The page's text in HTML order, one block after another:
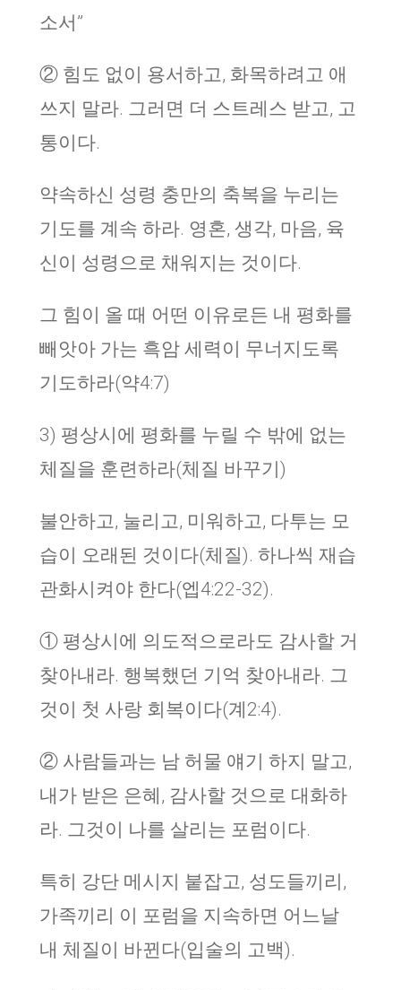
소서”
② 힘도 없이 용서하고, 화목하려고 애
쓰지 말라. 그러면 더 스트레스 받고, 고
통이다.
약속하신 성령 충만의 축복을 누리는
기도를 계속 하라. 영혼, 생각, 마음, 육
신이 성령으로 채워지는 것이다.
그 힘이 올 때 어떤 이유로든 내 평화를
빼앗아 가는 흑암 세력이 무너지도록
기도하라(약4:7)
3) 평상시에 평화를 누릴 수 밖에 없는
체질을 훈련하라(체질 바꾸기)
불안하고, 눌리고, 미워하고, 다투는 모
습이 오래된 것이다(체질). 하나씩 재습
관화시켜야 한다(엡4:22-32).
① 평상시에 의도적으로라도 감사할 거
찾아내라. 행복했던 기억 찾아내라. 그
것이 첫 사랑 회복이다(계2:4).
② 사람들과는 남 허물 얘기 하지 말고,
내가 받은 은혜, 감사할 것으로 대화하
라. 그것이 나를 살리는 포럼이다.
특히 강단 메시지 붙잡고, 성도들끼리,
가족끼리 이 포럼을 지속하면 어느날
내 체질이 바뀐다(입술의 고백).